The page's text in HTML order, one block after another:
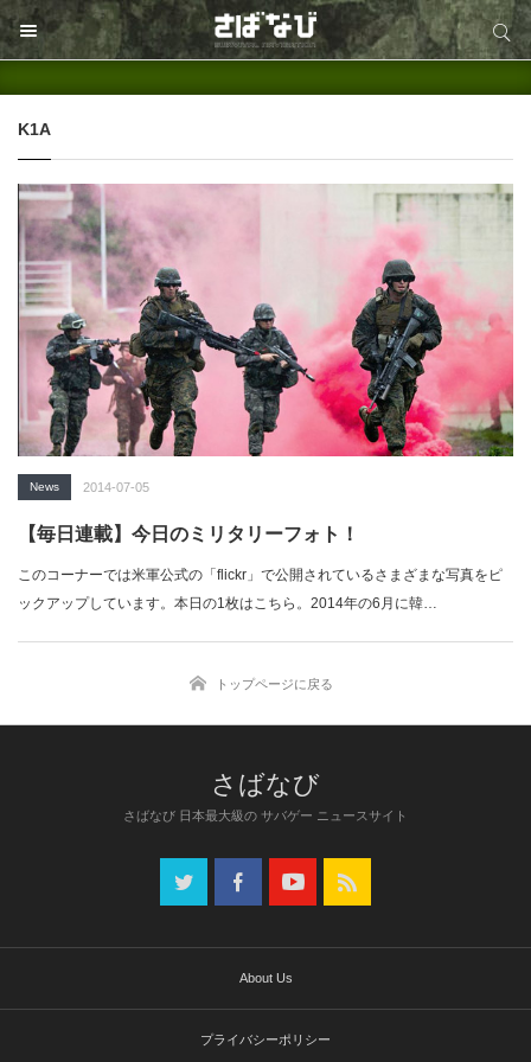
サイト内検索
K1A
News 2014-07-05
【毎日連載】今日のミリタリーフォト！
このコーナーでは米軍公式の「flickr」で公開されているさまざまな写真をピ
ックアップしています。本日の1枚はこちら。2014年の6月に韓…
トップページに戻る
さばなび 日本最大級の サバゲー ニュースサイト
About Us
プライバシーポリシー
サイト内検索